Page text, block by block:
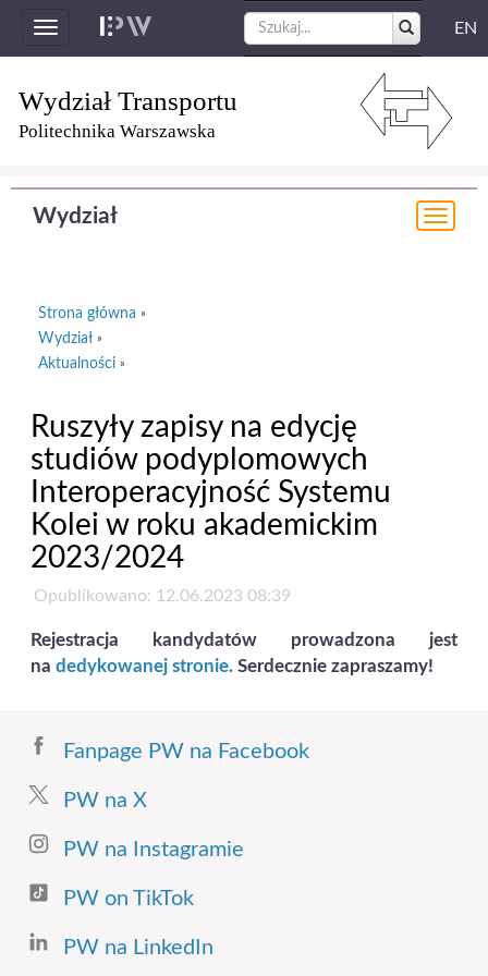
Toggle
navigation
EN
Wydział Transportu
Politechnika Warszawska
Wydział
Strona główna »
Wydział »
Aktualności »
Ruszyły zapisy na edycję
studiów podyplomowych
Interoperacyjność Systemu
Kolei w roku akademickim
2023/2024
Opublikowano: 12.06.2023 08:39
Rejestracja kandydatów prowadzona jest
na dedykowanej stronie. Serdecznie zapraszamy!
Fanpage PW na Facebook
PW na X
PW na Instagramie
PW on TikTok
PW na LinkedIn